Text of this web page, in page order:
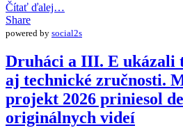
Čítať ďalej…
Share
powered by social2s
Druháci a III. E ukázali
aj technické zručnosti.
projekt 2026 priniesol
originálnych videí